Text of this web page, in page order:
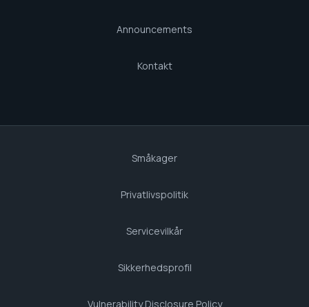
Announcements
Kontakt
Småkager
Privatlivspolitik
Servicevilkår
Sikkerhedsprofil
Vulnerability Disclosure Policy